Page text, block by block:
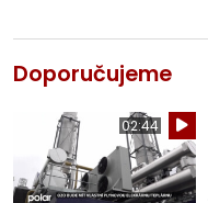
Doporučujeme
02:44